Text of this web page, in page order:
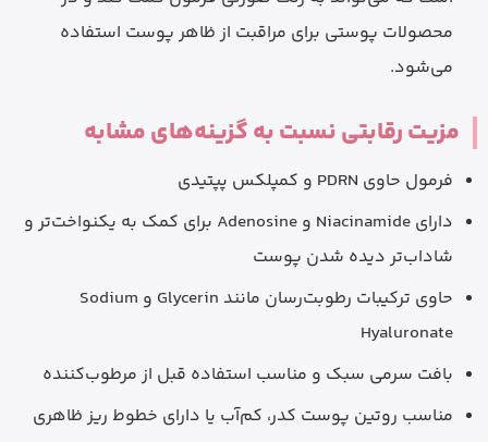
محصولات پوستی برای مراقبت از ظاهر پوست استفاده
می‌شود.
مزیت رقابتی نسبت به گزینه‌های مشابه
فرمول حاوی PDRN و کمپلکس پپتیدی
دارای Niacinamide و Adenosine برای کمک به یکنواخت‌تر و
شاداب‌تر دیده شدن پوست
حاوی ترکیبات رطوبت‌رسان مانند Glycerin و Sodium
Hyaluronate
بافت سرمی سبک و مناسب استفاده قبل از مرطوب‌کننده
مناسب روتین پوست کدر، کم‌آب یا دارای خطوط ریز ظاهری